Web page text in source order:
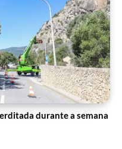
durante a semana